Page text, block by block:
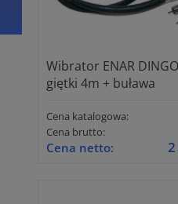
Wibrator ENAR
giętki 4m + buława
Cena katalogowa:
Cena brutto:
Cena netto: